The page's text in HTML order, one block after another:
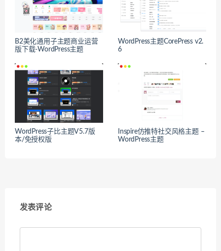
B2美化通用子主题商业运营
版下载-WordPress主题
WordPress主题CorePress v2.
6
WordPress子比主题V5.7版
本/免授权版
Inspire仿推特社交风格主题 –
WordPress主题
发表评论